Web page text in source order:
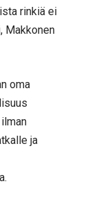
rinkiä ei
Makkonen
oma
ja